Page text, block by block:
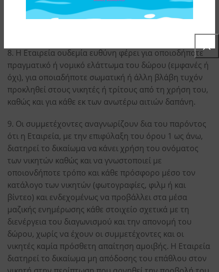
αλλαγή το αργότερο δυο (2) ημέρες πριν την
καταληκτική ημερομηνία συμμετοχής, όπως αυτή
8. Η Εταιρεία ουδεμία ευθύνη φέρει για οποιοδήποτε
πραγματικό ή νομικό ελάττωμα του δώρου (εμφανές ή
όχι), για οποιαδήποτε σωματική ή άλλη βλάβη τυχόν
προκληθεί στους νικητές ή τρίτους από τη χρήση του,
καθώς και για κάθε εκ των ανωτέρω αιτιών δαπάνη.
9. Οι συμμετέχοντες αναγνωρίζουν δια του παρόντος
ότι η Εταιρεία, με την επιφύλαξη του όρου 1 ως άνω,
διατηρεί το δικαίωμα να κάνει χρήση του ονόματος
των νικητών καθώς και να γνωστοποιεί με
οποιονδήποτε τρόπο και κάθε πρόσφορο μέσο τον
κατάλογο των νικητών (φωτογραφίες, φιλμ ή και
βίντεο) και ενδεχομένως να προβάλλει στα μέσα
μαζικής ενημέρωσης κάθε στοιχείο σχετικά με τη
διενέργεια του διαγωνισμού και την απονομή του
δώρου, χωρίς να έχουν οι συμμετέχοντες και οι
νικητές καμία πρόσθετη απαίτηση αμοιβής. Η Εταιρεία
διατηρεί το δικαίωμα μη απόδοσης του επάθλου στον